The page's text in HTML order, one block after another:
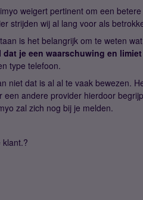
weigert pertinent om een
strijden wij al lang voor als
is het belangrijk om te weten
je een waarschuwing en
type telefoon.
niet dat is al al te vaak bewezen.
een andere provider hierdoor
zal zich nog bij je melden.
klant.?